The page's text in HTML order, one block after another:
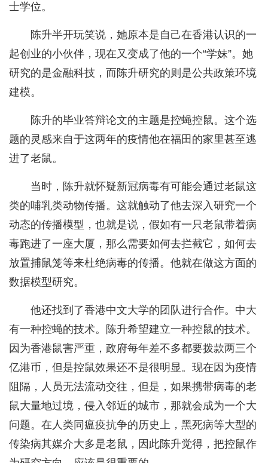
士学位。
陈升半开玩笑说，她原本是自己在香港认识的一
起创业的小伙伴，现在又变成了他的一个“学妹”。她
研究的是金融科技，而陈升研究的则是公共政策环境
建模。
陈升的毕业答辩论文的主题是控蝇控鼠。这个选
题的灵感来自于这两年的疫情他在福田的家里甚至逃
进了老鼠。
当时，陈升就怀疑新冠病毒有可能会通过老鼠这
类的哺乳类动物传播。这就触动了他去深入研究一个
动态的传播模型，也就是说，假如有一只老鼠带着病
毒跑进了一座大厦，那么需要如何去拦截它，如何去
放置捕鼠笼等来杜绝病毒的传播。他就在做这方面的
数据模型研究。
他还找到了香港中文大学的团队进行合作。中大
有一种控蝇的技术。陈升希望建立一种控鼠的技术。
因为香港鼠害严重，政府每年差不多都要拨款两三个
亿港币，但是控鼠效果还不是很明显。现在因为疫情
阻隔，人员无法流动交往，但是，如果携带病毒的老
鼠大量地过境，侵入邻近的城市，那就会成为一个大
问题。在人类同瘟疫抗争的历史上，黑死病等大型的
传染病其媒介大多是老鼠，因此陈升觉得，把控鼠作